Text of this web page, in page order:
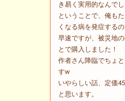
き易く実用的なんで
ということで、俺も
くなる病を発症する
早速ですが、被災地
とで購入しました！
作者さん降臨でちょ
すw
いやらしい話、定価
と思います。